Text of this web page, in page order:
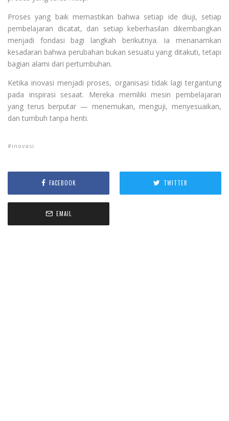
Proses yang baik memastikan bahwa setiap ide diuji, setiap
pembelajaran dicatat, dan setiap keberhasilan dikembangkan
menjadi fondasi bagi langkah berikutnya. Ia menanamkan
kesadaran bahwa perubahan bukan sesuatu yang ditakuti, tetapi
bagian alami dari pertumbuhan.
Ketika inovasi menjadi proses, organisasi tidak lagi tergantung
pada inspirasi sesaat. Mereka memiliki mesin pembelajaran
yang terus berputar — menemukan, menguji, menyesuaikan,
dan tumbuh tanpa henti.
inovasi
FACEBOOK TWITTER
EMAIL